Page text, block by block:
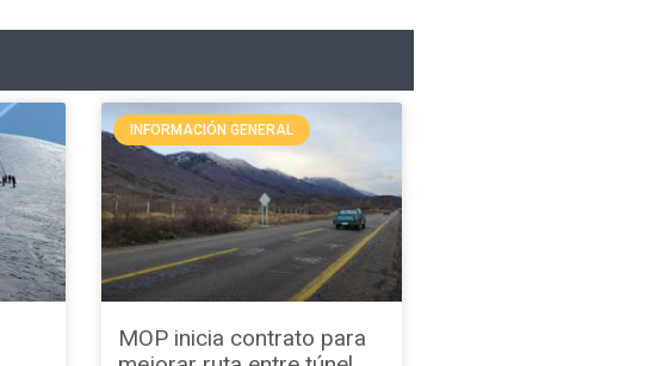
INFORMACIÓN GENERAL
MOP inicia contrato para